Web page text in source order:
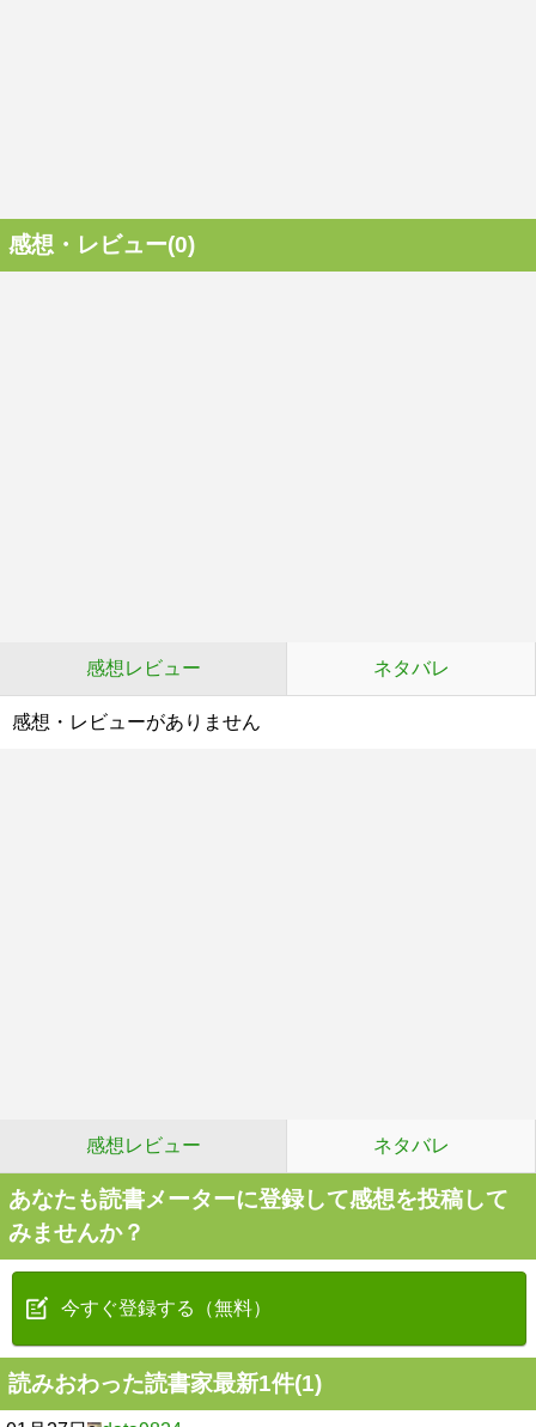
感想・レビュー(0)
感想レビュー ネタバレ
感想・レビューがありません
感想レビュー ネタバレ
あなたも読書メーターに登録して感想を投稿して
みませんか？
今すぐ登録する（無料）
読みおわった読書家最新1件(1)